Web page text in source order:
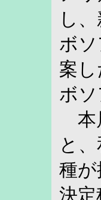
し
ボ
案
ボ
本
と
種
決